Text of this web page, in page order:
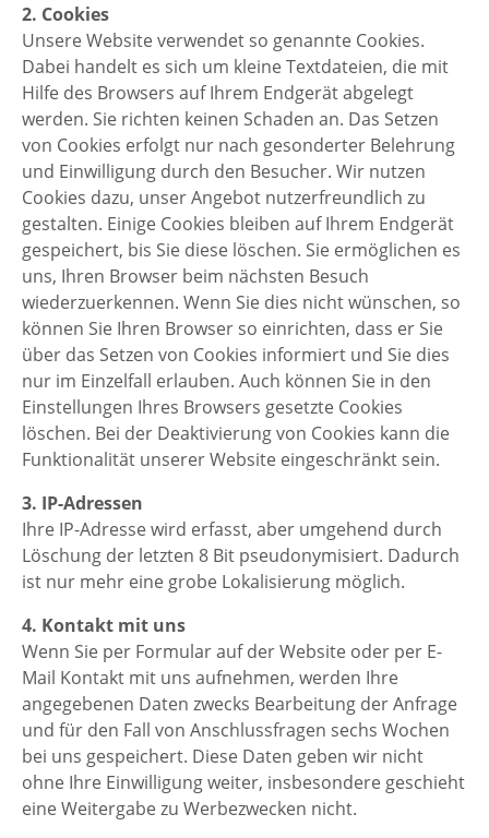
2. Cookies
Unsere Website verwendet so genannte Cookies.
Dabei handelt es sich um kleine Textdateien, die mit
Hilfe des Browsers auf Ihrem Endgerät abgelegt
werden. Sie richten keinen Schaden an. Das Setzen
von Cookies erfolgt nur nach gesonderter Belehrung
und Einwilligung durch den Besucher. Wir nutzen
Cookies dazu, unser Angebot nutzerfreundlich zu
gestalten. Einige Cookies bleiben auf Ihrem Endgerät
gespeichert, bis Sie diese löschen. Sie ermöglichen es
uns, Ihren Browser beim nächsten Besuch
wiederzuerkennen. Wenn Sie dies nicht wünschen, so
können Sie Ihren Browser so einrichten, dass er Sie
über das Setzen von Cookies informiert und Sie dies
nur im Einzelfall erlauben. Auch können Sie in den
Einstellungen Ihres Browsers gesetzte Cookies
löschen. Bei der Deaktivierung von Cookies kann die
Funktionalität unserer Website eingeschränkt sein.
3. IP-Adressen
Ihre IP-Adresse wird erfasst, aber umgehend durch
Löschung der letzten 8 Bit pseudonymisiert. Dadurch
ist nur mehr eine grobe Lokalisierung möglich.
4. Kontakt mit uns
Wenn Sie per Formular auf der Website oder per E-
Mail Kontakt mit uns aufnehmen, werden Ihre
angegebenen Daten zwecks Bearbeitung der Anfrage
und für den Fall von Anschlussfragen sechs Wochen
bei uns gespeichert. Diese Daten geben wir nicht
ohne Ihre Einwilligung weiter, insbesondere geschieht
eine Weitergabe zu Werbezwecken nicht.